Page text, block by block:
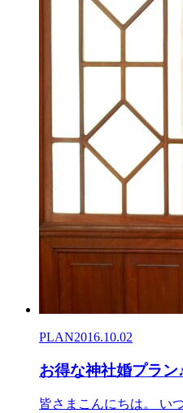
PLAN2016.10.02
お得な神社婚プラン
皆さまこんにちは。 い